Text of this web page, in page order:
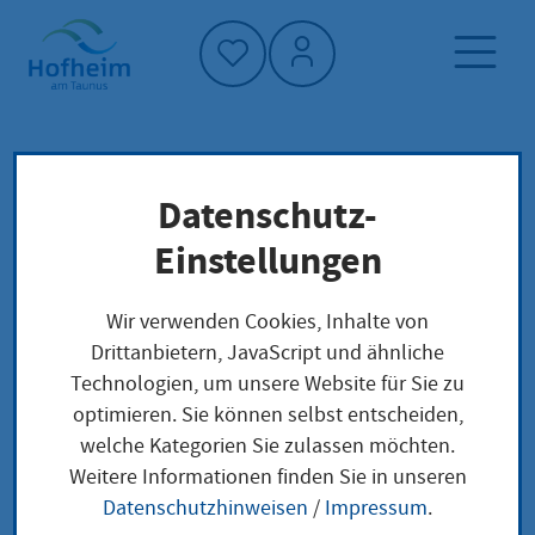
Startseite"
Klimaschutz und Umwelt
Klima im Alltag
Energie und Wohnen
Wärmepumpe
Wärmepumpe
Heizen ohne Öl und Gas
Mit einer Wärmepumpe holen Sie Wärme aus Luft,
Datenschutz-
Einstellungen
Wir verwenden Cookies, Inhalte von
Drittanbietern, JavaScript und ähnliche
Technologien, um unsere Website für Sie zu
optimieren. Sie können selbst entscheiden,
welche Kategorien Sie zulassen möchten.
Weitere Informationen finden Sie in unseren
Datenschutzhinweisen / Impressum.